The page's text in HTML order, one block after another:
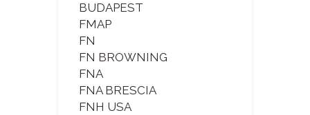
BUDAPEST
FMAP
FN
FN BROWNING
FNA
FNA BRESCIA
FNH USA